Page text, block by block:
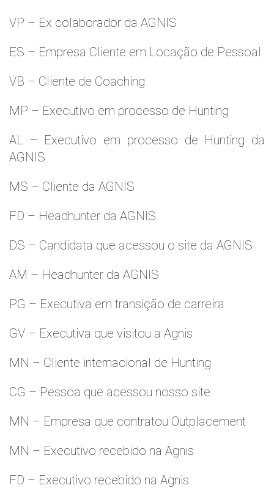
VP – Ex colaborador da AGNIS
ES – Empresa Cliente em Locação de Pessoal
VB – Cliente de Coaching
MP – Executivo em processo de Hunting
AL – Executivo em processo de Hunting da
AGNIS
MS – Cliente da AGNIS
FD – Headhunter da AGNIS
DS – Candidata que acessou o site da AGNIS
AM – Headhunter da AGNIS
PG – Executiva em transição de carreira
GV – Executiva que visitou a Agnis
MN – Cliente internacional de Hunting
CG – Pessoa que acessou nosso site
MN – Empresa que contratou Outplacement
MN – Executivo recebido na Agnis
FD – Executivo recebido na Agnis